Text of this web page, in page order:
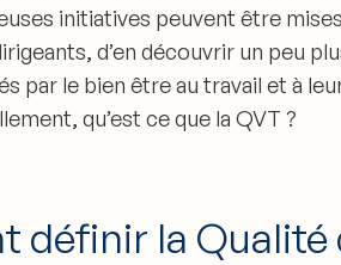
initiatives peuvent être
d’en découvrir un peu
par le bien être au travail et à
qu’est ce que la QVT ?
définir la Qualité